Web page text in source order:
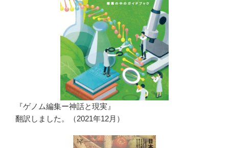
『ゲノム編集ー神話と現実』
翻訳しました。（2021年12月）